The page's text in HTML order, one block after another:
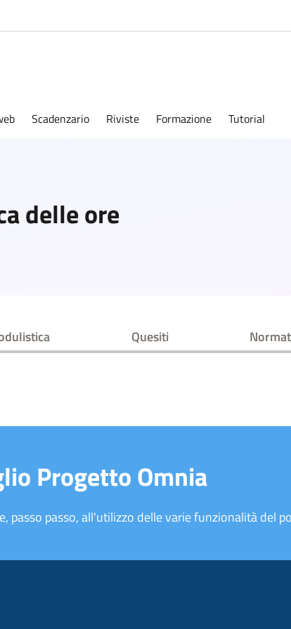
Scadenzario Riviste Formazione Tutorial
delle ore
Quesiti
Progetto Omnia
passo, all'utilizzo delle varie funzionalità del